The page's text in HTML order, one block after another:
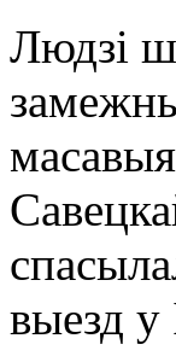
Людзі
выезд у